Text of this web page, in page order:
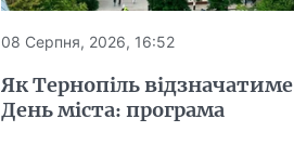
08 Серпня, 2026, 16:52
Як Тернопіль відзначатиме
День міста: програма